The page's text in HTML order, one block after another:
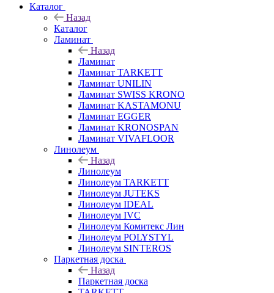
Каталог
Назад
Каталог
Ламинат
Назад
Ламинат
Ламинат TARKETT
Ламинат UNILIN
Ламинат SWISS KRONO
Ламинат KASTAMONU
Ламинат EGGER
Ламинат KRONOSPAN
Ламинат VIVAFLOOR
Линолеум
Назад
Линолеум
Линолеум TARKETT
Линолеум JUTEKS
Линолеум IDEAL
Линолеум IVC
Линолеум Комитекс Лин
Линолеум POLYSTYL
Линолеум SINTEROS
Паркетная доска
Назад
Паркетная доска